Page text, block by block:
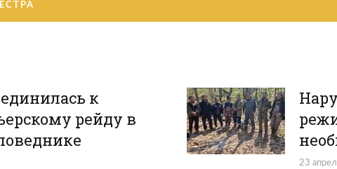
к
рейду в
23